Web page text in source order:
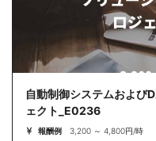
自動制御システムおよび
ェクト_E0236
報酬例 3,200 ～ 4,800円/時